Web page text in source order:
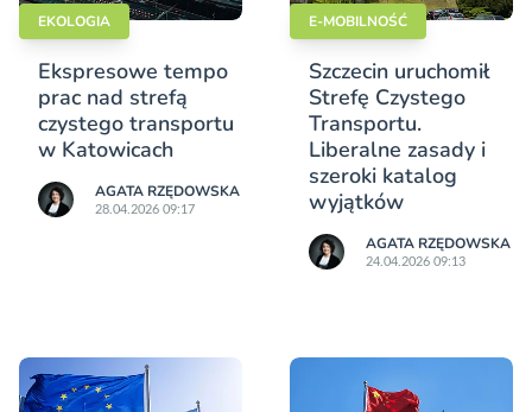
EKOLOGIA
Ekspresowe tempo
prac nad strefą
czystego transportu
w Katowicach
AGATA RZĘDOWSKA
28.04.2026 09:17
E-MOBILNOŚĆ
Szczecin uruchomił
Strefę Czystego
Transportu.
Liberalne zasady i
szeroki katalog
wyjątków
AGATA RZĘDOWSKA
24.04.2026 09:13